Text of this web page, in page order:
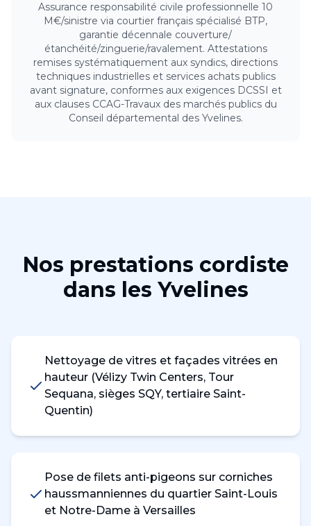
Assurance responsabilité civile professionnelle 10
M€/sinistre via courtier français spécialisé BTP,
garantie décennale couverture/
étanchéité/zinguerie/ravalement. Attestations
remises systématiquement aux syndics, directions
techniques industrielles et services achats publics
avant signature, conformes aux exigences DCSSI et
aux clauses CCAG-Travaux des marchés publics du
Conseil départemental des Yvelines.
Nos prestations cordiste
dans les Yvelines
Nettoyage de vitres et façades vitrées en
hauteur (Vélizy Twin Centers, Tour
Sequana, sièges SQY, tertiaire Saint-
Quentin)
Pose de filets anti-pigeons sur corniches
haussmanniennes du quartier Saint-Louis
et Notre-Dame à Versailles